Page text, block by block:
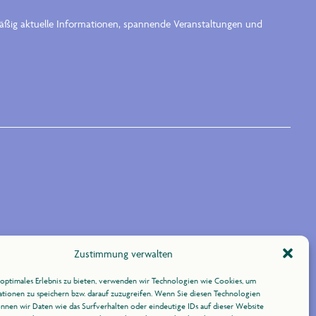
Zustimmung verwalten
Erlebnis zu bieten, verwenden wir Technologien wie Cookies, um
zu speichern bzw. darauf zuzugreifen. Wenn Sie diesen Technologien
wir Daten wie das Surfverhalten oder eindeutige IDs auf dieser Website
aktuelle Informationen, spannende Veranstaltungen und